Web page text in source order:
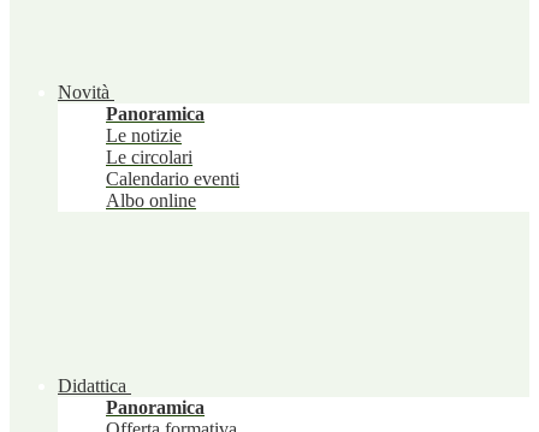
Novità
Panoramica
Le notizie
Le circolari
Calendario eventi
Albo online
Didattica
Panoramica